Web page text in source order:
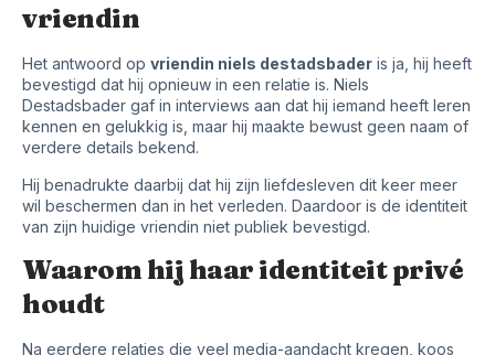
vriendin
Het antwoord op vriendin niels destadsbader is ja, hij heeft
bevestigd dat hij opnieuw in een relatie is. Niels
Destadsbader gaf in interviews aan dat hij iemand heeft leren
kennen en gelukkig is, maar hij maakte bewust geen naam of
verdere details bekend.
Hij benadrukte daarbij dat hij zijn liefdesleven dit keer meer
wil beschermen dan in het verleden. Daardoor is de identiteit
van zijn huidige vriendin niet publiek bevestigd.
Waarom hij haar identiteit privé
houdt
Na eerdere relaties die veel media-aandacht kregen, koos